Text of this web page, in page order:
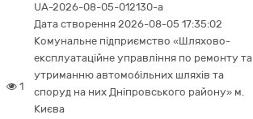
1
UA-2026-08-05-012130-a
Дата створення 2026-08-05 17:35:02
Комунальне підприємство «Шляхово-
експлуатаційне управління по ремонту та
утриманню автомобільних шляхів та
споруд на них Дніпровського району» м.
Києва